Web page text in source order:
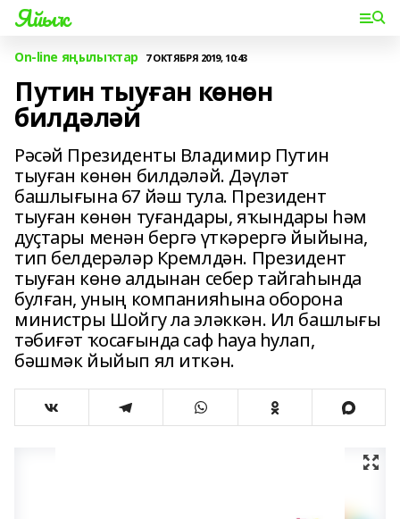
Яйыҡ
On-line яңылыҡтар 7 ОКТЯБРЯ 2019, 10:43
Путин тыуған көнөн
билдәләй
Рәсәй Президенты Владимир Путин
тыуған көнөн билдәләй. Дәүләт
башлығына 67 йәш тула. Президент
тыуған көнөн туғандары, яҡындары һәм
дуҫтары менән бергә үткәрергә йыйына,
тип белдерәләр Кремлдән. Президент
тыуған көнө алдынан себер тайгаһында
булған, уның компанияһына оборона
министры Шойгу ла эләккән. Ил башлығы
тәбиғәт ҡосағында саф һауа һулап,
бәшмәк йыйып ял иткән.